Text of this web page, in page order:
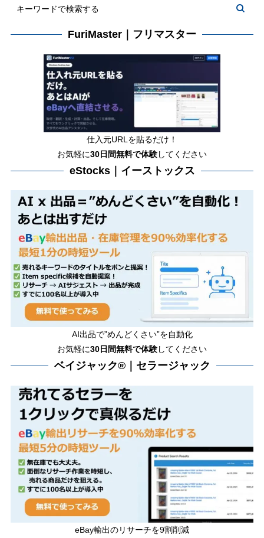
FuriMaster｜フリマスター
仕入元URLを貼るだけ！
お気軽に30日間無料で体験してください
eStocks｜イーストックス
AI出品で”めんどくさい”を自動化
お気軽に30日間無料で体験してください
ベイジャック®｜セラージャック
eBay輸出のリサーチを9割削減